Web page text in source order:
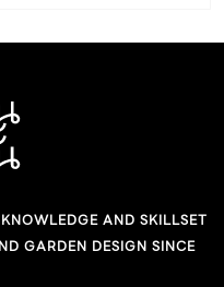
พิเศษ แนะนำวัสดุและ
ป็นผลิตภัณฑ์ได้หลาก
งาน Cricut วันที่ 11 พ.ย.
ทย เลขที่บัญชี 045-8-
จำกัด และลงทะเบียนได้
AND SKILLSET
GARDEN DESIGN SINCE